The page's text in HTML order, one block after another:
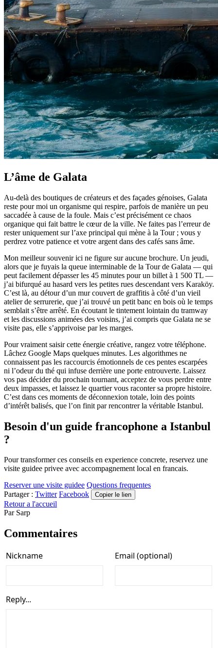
L’âme de Galata
Au-delà des boutiques de créateurs et des façades génoises, Galata
reste pour moi un organisme qui respire, parfois de manière un peu
saccadée à cause de la foule. Mais c’est précisément ce chaos
organique qui fait battre le cœur de la ville. Ne faites pas l’erreur de
rester uniquement sur l’axe principal qui mène à la Tour ; vous y
perdrez votre patience et votre argent dans des cafés sans âme.
Mon meilleur souvenir ici ne figure sur aucune brochure. Un jeudi,
alors que je fuyais la queue interminable de la Tour de Galata — qui
peut facilement dépasser les 45 minutes pour un billet à 1 500 TL —
j’ai bifurqué au hasard vers les petites rues descendant vers Karaköy.
C’est là, au détour d’un mur couvert de graffitis à côté d’un vieil
atelier de serrurerie, que j’ai trouvé un petit banc en bois où le temps
semblait s’être arrêté. En écoutant le tintement lointain du tramway
et les discussions animées des voisins, j’ai compris que Galata ne se
visite pas, elle s’apprivoise par les marges.
Pour vraiment saisir cette énergie créative, rangez votre téléphone.
Lâchez Google Maps quelques minutes. Les algorithmes ne
connaissent pas les raccourcis émotionnels de ces pentes escarpées
ni l’odeur du thé qui infuse derrière une porte entrouverte. Laissez
vos pas décider du prochain tournant, acceptez de vous perdre entre
deux impasses, et laissez le quartier vous raconter sa propre histoire.
C’est dans ces moments de déconnexion totale, loin des points
d’intérêt balisés, que l’on finit par rencontrer la véritable Istanbul.
Besoin d'un guide francophone a Istanbul
?
Pour transformer ces conseils en experience concrete, reservez une
visite guidee privee avec accompagnement local en francais.
Reserver une visite guidee Questions frequentes
Partager : Twitter Facebook Copier le lien
Retour a l'accueil
Par Sarp
Commentaires